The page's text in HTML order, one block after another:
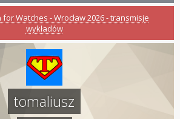
Watches - Wrocław 2026 - transmisje
wykładów
tomaliusz